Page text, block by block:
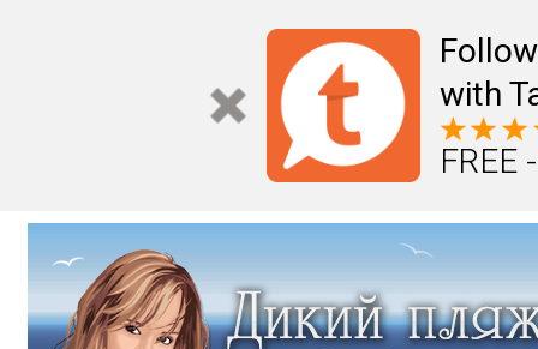
with
FREE